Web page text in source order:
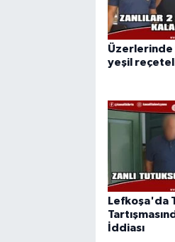
Üzerlerinde
yeşil
Lefkoşa'da
İddiası